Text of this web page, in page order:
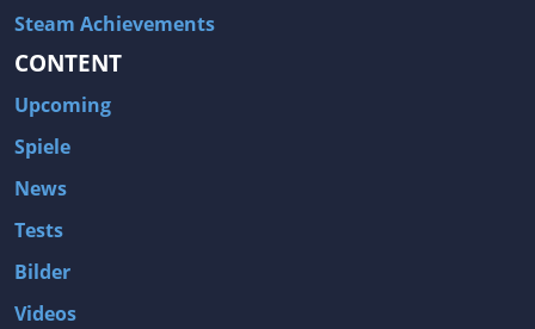
Steam Achievements
CONTENT
Upcoming
Spiele
News
Tests
Bilder
Videos